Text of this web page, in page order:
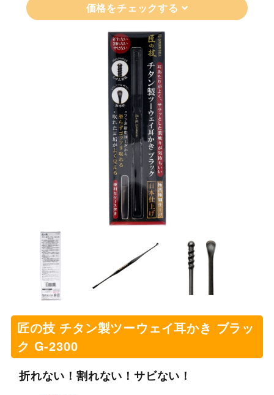
価格をチェックする
匠の技 チタン製ツーウェイ耳かき ブラッ
ク G-2300
折れない！割れない！サビない！